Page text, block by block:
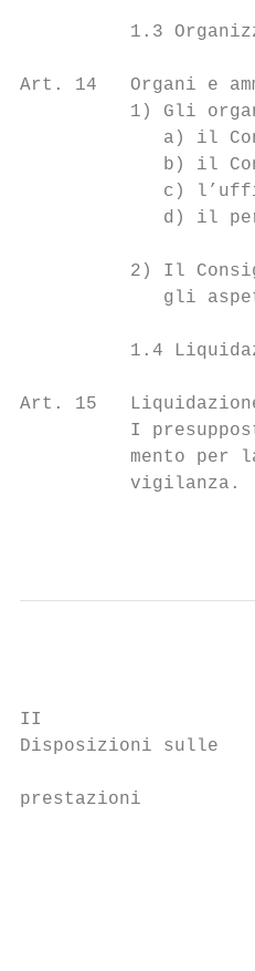
1.3
Art. 14   Organi e
1) Gli
a) il
b) il
c)
d) il
2) Il
gli
1.4
Art. 15
I
mento per
          vigilanza.
II
Disposizioni
prestazioni